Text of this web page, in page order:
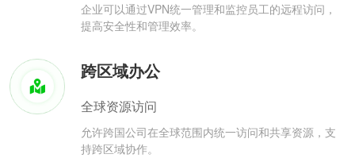
企业可以通过VPN统一管理和监控员工的远程访问，
提高安全性和管理效率。
跨区域办公
全球资源访问
允许跨国公司在全球范围内统一访问和共享资源，支
持跨区域协作。